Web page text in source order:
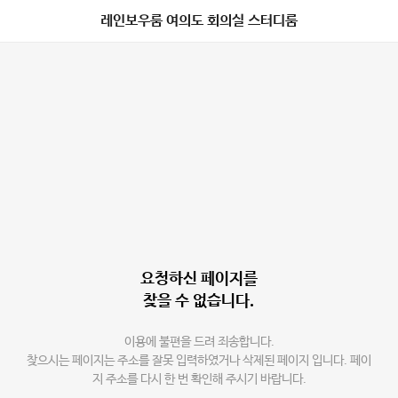
레인보우룸 여의도 회의실 스터디룸
요청하신 페이지를
찾을 수 없습니다.
이용에 불편을 드려 죄송합니다.
찾으시는 페이지는 주소를 잘못 입력하였거나 삭제된 페이지 입니다. 페이
지 주소를 다시 한 번 확인해 주시기 바랍니다.